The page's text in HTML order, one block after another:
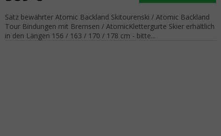
Satz bewährter Atomic Backland Skitourenski / Atomic Backland
Tour Bindungen mit Bremsen / AtomicKlettergurte Skier erhältlich
in den Längen 156 / 163 / 170 / 178 cm - bitte...